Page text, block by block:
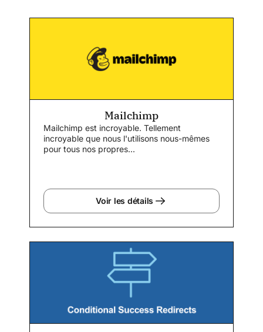
Mailchimp
Mailchimp est incroyable. Tellement
incroyable que nous l'utilisons nous-mêmes
pour tous nos propres...
Voir les détails